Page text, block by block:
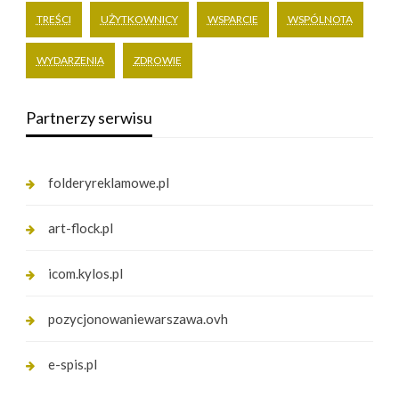
TREŚCI UŻYTKOWNICY WSPARCIE WSPÓLNOTA
WYDARZENIA ZDROWIE
Partnerzy serwisu
folderyreklamowe.pl
art-flock.pl
icom.kylos.pl
pozycjonowaniewarszawa.ovh
e-spis.pl